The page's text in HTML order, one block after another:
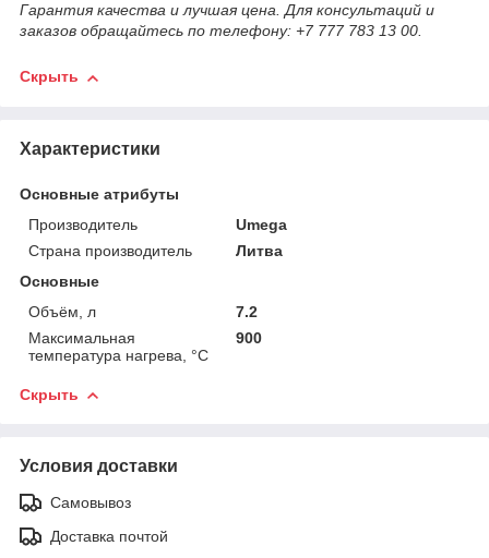
Гарантия качества и лучшая цена. Для консультаций и
заказов обращайтесь по телефону: +7 777 783 13 00.
Скрыть
Характеристики
Основные атрибуты
Производитель
Umega
Страна производитель
Литва
Основные
Объём, л
7.2
Максимальная
температура нагрева, °С
900
Скрыть
Условия доставки
Самовывоз
Доставка почтой